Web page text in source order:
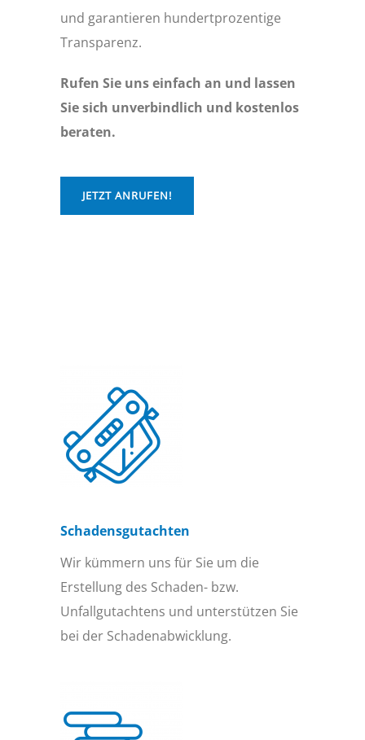
und garantieren hundertprozentige
Transparenz.
Rufen Sie uns einfach an und lassen
Sie sich unverbindlich und kostenlos
beraten.
JETZT ANRUFEN!
Schadensgutachten
Wir kümmern uns für Sie um die
Erstellung des Schaden- bzw.
Unfallgutachtens und unterstützen Sie
bei der Schadenabwicklung.